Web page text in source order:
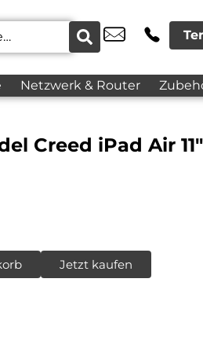
Netzwerk & Router
Creed iPad Air
Jetzt kaufen